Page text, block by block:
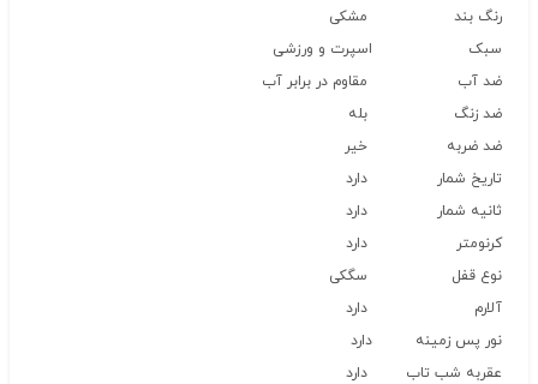
رنگ بند
مشکی
سبک
اسپرت و ورزشی
ضد آب
مقاوم در برابر آب
ضد زنگ
بله
ضد ضربه
خیر
تاریخ شمار
دارد
ثانیه شمار
دارد
کرنومتر
دارد
نوع قفل
سگکی
آلارم
دارد
نور پس زمینه
دارد
عقربه شب تاب
دارد